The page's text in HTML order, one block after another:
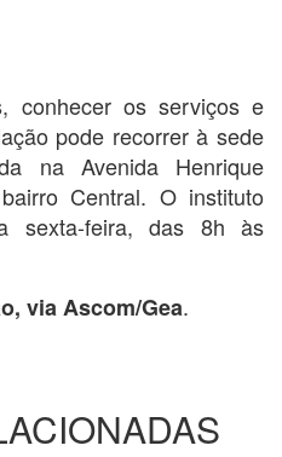
conhecer os serviços e
pode recorrer à sede
na Avenida Henrique
Central. O instituto
sexta-feira, das 8h às
via Ascom/Gea.